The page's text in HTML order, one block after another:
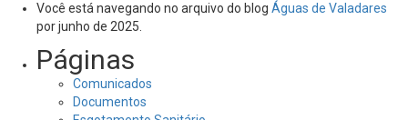
Você está navegando no arquivo do blog Águas de Valadares
por junho de 2025.
Páginas
Comunicados
Documentos